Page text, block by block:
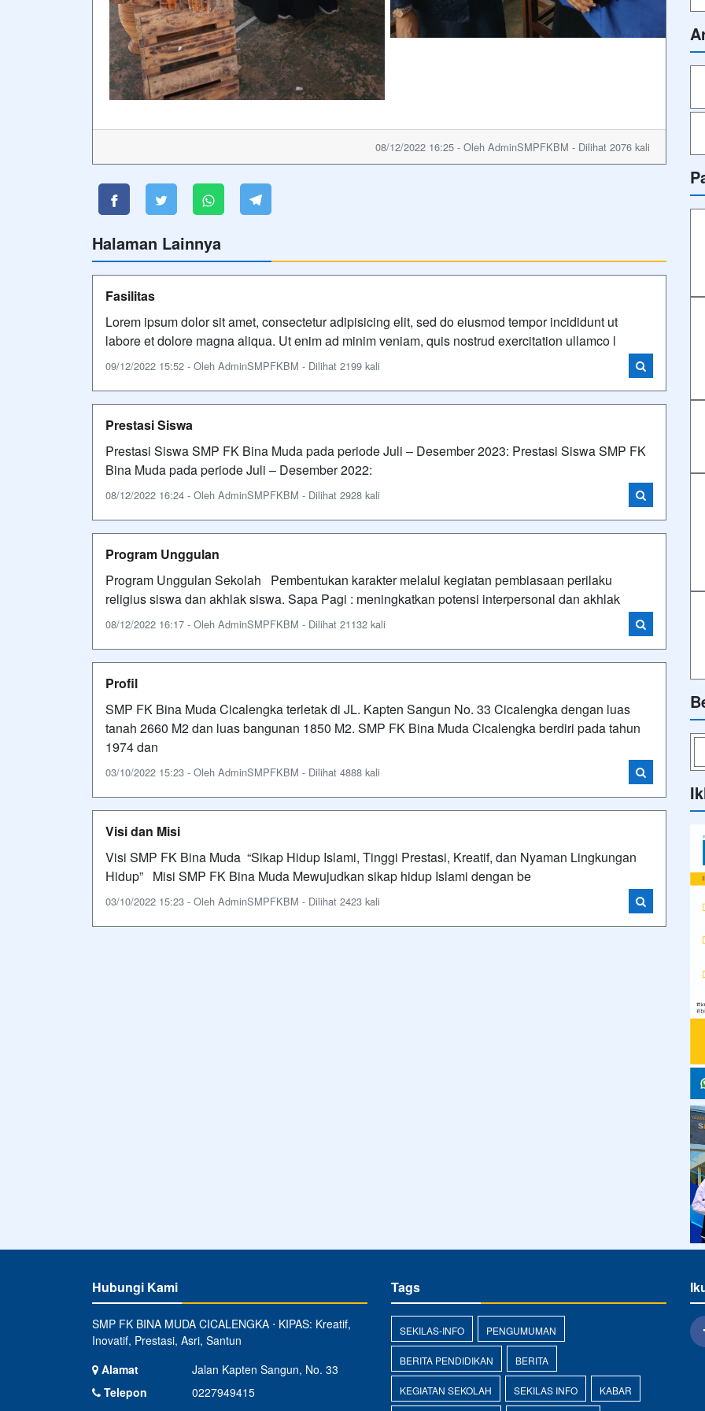
08/12/2022 16:25 - Oleh AdminSMPFKBM - Dilihat 2076 kali
Halaman Lainnya
Fasilitas
Lorem ipsum dolor sit amet, consectetur adipisicing elit, sed do eiusmod tempor incididunt ut
labore et dolore magna aliqua. Ut enim ad minim veniam, quis nostrud exercitation ullamco l
09/12/2022 15:52 - Oleh AdminSMPFKBM - Dilihat 2199 kali
Prestasi Siswa
Prestasi Siswa SMP FK Bina Muda pada periode Juli – Desember 2023: Prestasi Siswa SMP FK
Bina Muda pada periode Juli – Desember 2022:
08/12/2022 16:24 - Oleh AdminSMPFKBM - Dilihat 2928 kali
Program Unggulan
Program Unggulan Sekolah Pembentukan karakter melalui kegiatan pembiasaan perilaku
religius siswa dan akhlak siswa. Sapa Pagi : meningkatkan potensi interpersonal dan akhlak
08/12/2022 16:17 - Oleh AdminSMPFKBM - Dilihat 21132 kali
Profil
SMP FK Bina Muda Cicalengka terletak di JL. Kapten Sangun No. 33 Cicalengka dengan luas
tanah 2660 M2 dan luas bangunan 1850 M2. SMP FK Bina Muda Cicalengka berdiri pada tahun
1974 dan
03/10/2022 15:23 - Oleh AdminSMPFKBM - Dilihat 4888 kali
Visi dan Misi
Visi SMP FK Bina Muda “Sikap Hidup Islami, Tinggi Prestasi, Kreatif, dan Nyaman Lingkungan
Hidup” Misi SMP FK Bina Muda Mewujudkan sikap hidup Islami dengan be
03/10/2022 15:23 - Oleh AdminSMPFKBM - Dilihat 2423 kali
Hubungi Kami
SMP FK BINA MUDA CICALENGKA ⋅ KIPAS: Kreatif,
Inovatif, Prestasi, Asri, Santun
Alamat
Jalan Kapten Sangun, No. 33
Telepon
0227949415
Tags
SEKILAS-INFO PENGUMUMAN
BERITA PENDIDIKAN BERITA
KEGIATAN SEKOLAH SEKILAS INFO KABAR